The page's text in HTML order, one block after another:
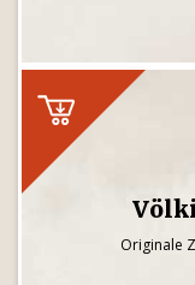
Originale